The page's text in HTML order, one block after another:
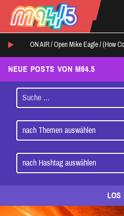
ON AIR / Open Mike Eagle / (How
NEUE POSTS VON M94.5
LOS